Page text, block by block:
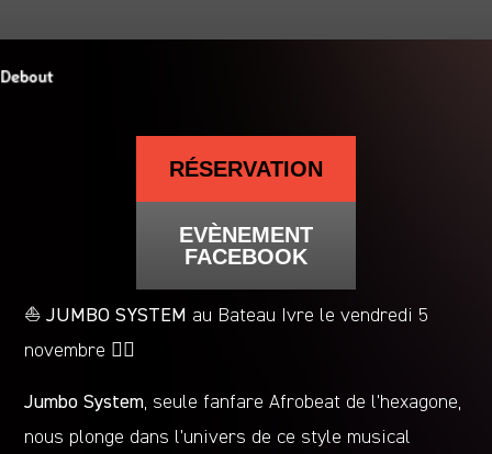
RÉSERVATION
EVÈNEMENT
FACEBOOK
⛵️JUMBO SYSTEM au Bateau Ivre le vendredi 5
novembre 🏴‍☠️
Jumbo System, seule fanfare Afrobeat de l’hexagone,
nous plonge dans l’univers de ce style musical